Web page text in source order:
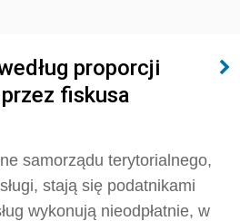
proporcji
fiskusa
samorządu terytorialnego,
stają się podatnikami
wykonują nieodpłatnie, w